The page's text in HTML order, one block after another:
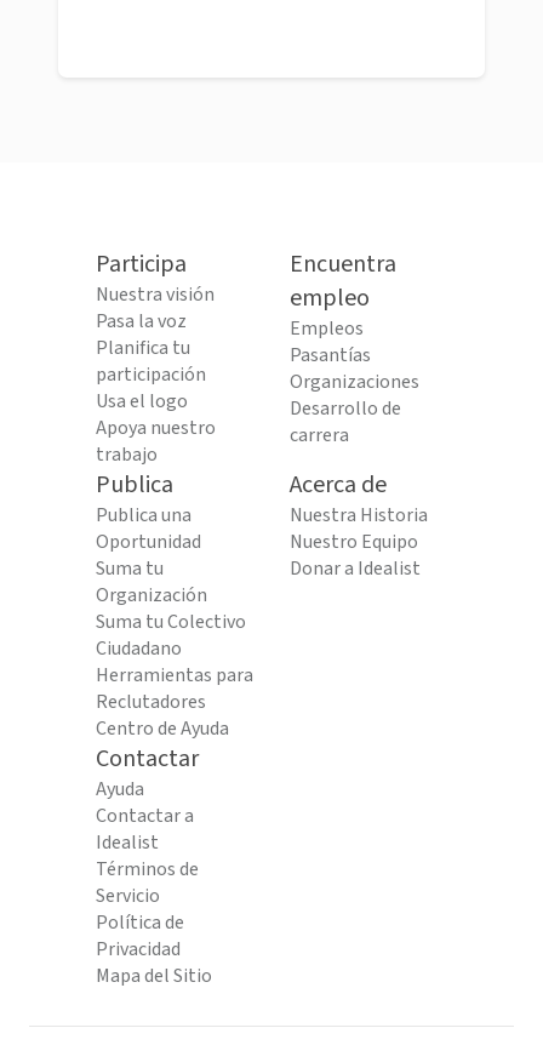
Participa
Nuestra visión
Pasa la voz
Planifica tu
participación
Usa el logo
Apoya nuestro
trabajo
Encuentra
empleo
Empleos
Pasantías
Organizaciones
Desarrollo de
carrera
Publica
Publica una
Oportunidad
Suma tu
Organización
Suma tu Colectivo
Ciudadano
Herramientas para
Reclutadores
Centro de Ayuda
Acerca de
Nuestra Historia
Nuestro Equipo
Donar a Idealist
Contactar
Ayuda
Contactar a
Idealist
Términos de
Servicio
Política de
Privacidad
Mapa del Sitio